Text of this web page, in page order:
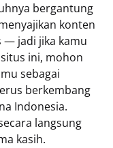
bergantung
konten
— jadi jika kamu
ini, mohon
sebagai
berkembang
Indonesia.
langsung
kasih.